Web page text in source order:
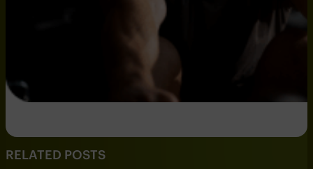
RELATED POSTS